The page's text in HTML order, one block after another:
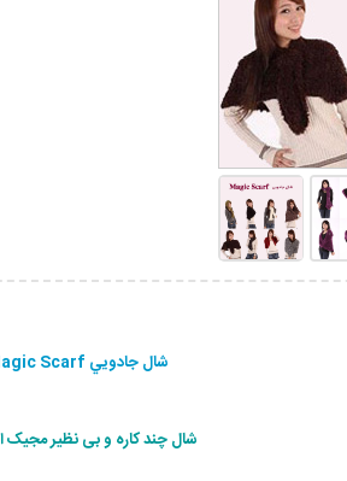
شال جادويي Magic Scarf
شال چند کاره و بی نظیر مجیک